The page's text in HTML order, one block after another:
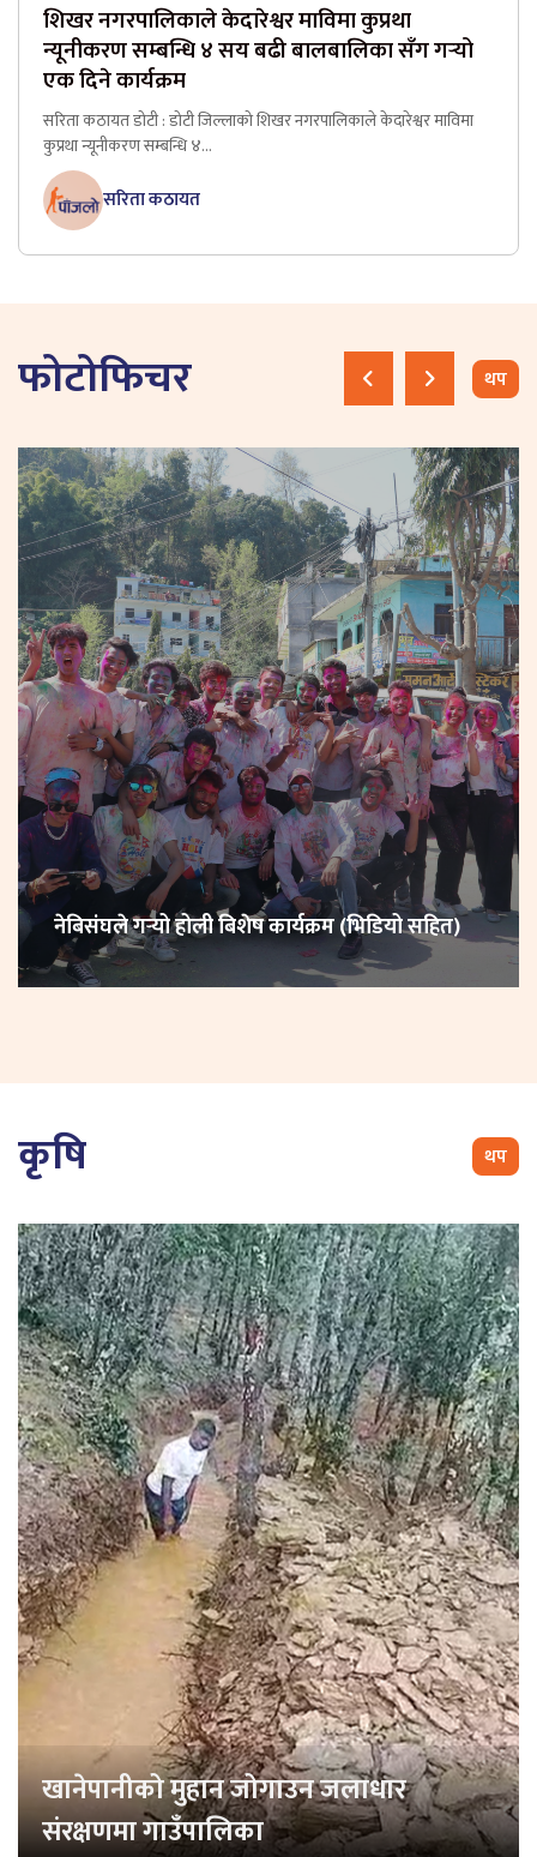
शिखर नगरपालिकाले केदारेश्वर माविमा कुप्रथा
न्यूनीकरण सम्बन्धि ४ सय बढी बालबालिका सँग गर्‍यो
एक दिने कार्यक्रम
सरिता कठायत डोटी : डोटी जिल्लाको शिखर नगरपालिकाले केदारेश्वर माविमा
कुप्रथा न्यूनीकरण सम्बन्धि ४...
सरिता कठायत
फोटोफिचर थप
नेबिसंघले गर्‍यो होली बिशेष कार्यक्रम (भिडियो सहित)
कृषि थप
खानेपानीको मुहान जोगाउन जलाधार
संरक्षणमा गाउँपालिका